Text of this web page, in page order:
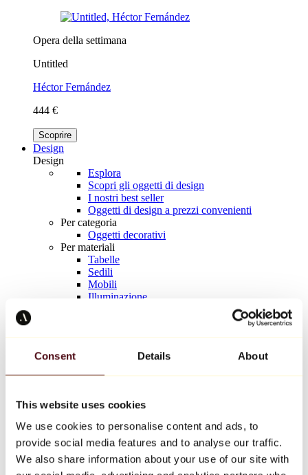
Consent Details About
This website uses cookies
We use cookies to personalise content and ads, to
provide social media features and to analyse our traffic.
We also share information about your use of our site with
Opera della settimana
Untitled
Héctor Fernández
444 €
Scoprire
Design
Design
Esplora
Scopri gli oggetti di design
I nostri best seller
Oggetti di design a prezzi convenienti
Per categoria
Oggetti decorativi
Per materiali
Tabelle
Sedili
Mobili
Illuminazione
Keith Haring
Tutti i designer
Opera della settimana